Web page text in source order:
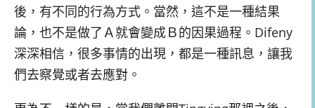
後，有不同的行為方式。當然，這不是一種結果
論，也不是做了Ａ就會變成Ｂ的因果過程。Difeny
深深相信，很多事情的出現，都是一種訊息，讓我
們去察覺或者去應對。